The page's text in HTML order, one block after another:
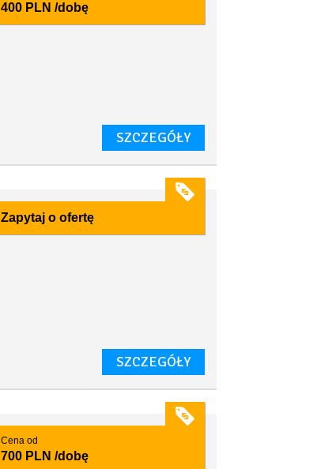
400 PLN /dobę
SZCZEGÓŁY
Zapytaj o ofertę
SZCZEGÓŁY
Cena od
700 PLN /dobę